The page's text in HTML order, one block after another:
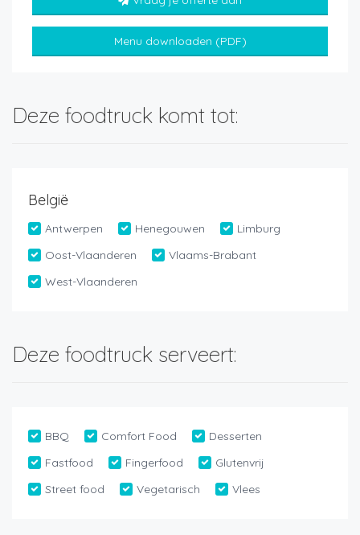
Menu downloaden (PDF)
Deze foodtruck komt tot:
België
Antwerpen Henegouwen
Limburg
Oost-Vlaanderen
Vlaams-Brabant
West-Vlaanderen
Deze foodtruck serveert:
BBQ Comfort Food
Desserten
Fastfood
Fingerfood
Glutenvrij
Street food
Vegetarisch Vlees